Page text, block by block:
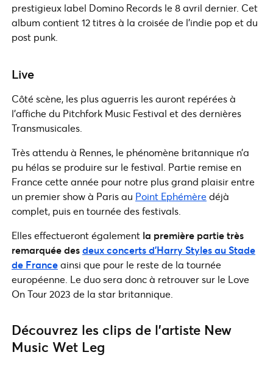
prestigieux label Domino Records le 8 avril dernier. Cet
album contient 12 titres à la croisée de l’indie pop et du
post punk.
Live
Côté scène, les plus aguerris les auront repérées à
l’affiche du Pitchfork Music Festival et des dernières
Transmusicales.
Très attendu à Rennes, le phénomène britannique n’a
pu hélas se produire sur le festival. Partie remise en
France cette année pour notre plus grand plaisir entre
un premier show à Paris au Point Ephémèredéjà
complet, puis en tournée des festivals.
Elles effectueront également la première partie très
remarquée desdeux concerts d’Harry Styles au Stade
de Franceainsi que pour le reste de la tournée
européenne. Le duo sera donc à retrouver sur le Love
On Tour 2023 de la star britannique.
Découvrez les clips de l’artiste New
Music Wet Leg